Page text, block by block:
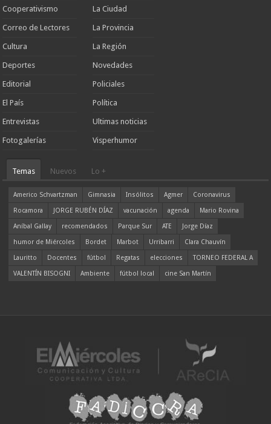
Cooperativismo
Correo de Lectores
Cultura
Deportes
Editorial
El País
Entrevistas
Fotogalerías
La Ciudad
La Provincia
La Región
Novedades
Policiales
Política
Ultimas noticias
Visperhumor
Temas Nuevos Lo +
Americo Schvartzman Gimnasia Insólitos Agmer
Coronavirus
Rocamora
JORGE RUBÉN DÍAZ vacunación agenda
Mario Rovina
Aníbal Gallay
recomendados Parque Sur ATE
Jorge Díaz
humor de Miércoles
Bordet Marbot Urribarri
Clara Chauvín
Lauritto
Docentes fútbol Regatas elecciones
TORNEO FEDERAL A
VALENTÍN BISOGNI
Ambiente fútbol local cine San Martín